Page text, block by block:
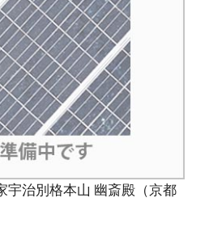
宇治別格本山 幽斎殿（京都